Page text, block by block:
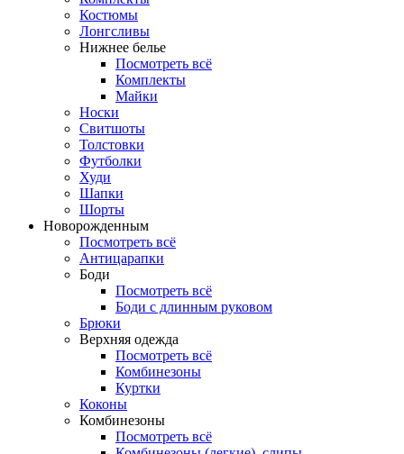
Костюмы
Лонгсливы
Нижнее белье
Посмотреть всё
Комплекты
Майки
Носки
Свитшоты
Толстовки
Футболки
Худи
Шапки
Шорты
Новорожденным
Посмотреть всё
Антицарапки
Боди
Посмотреть всё
Боди с длинным руковом
Брюки
Верхняя одежда
Посмотреть всё
Комбинезоны
Куртки
Коконы
Комбинезоны
Посмотреть всё